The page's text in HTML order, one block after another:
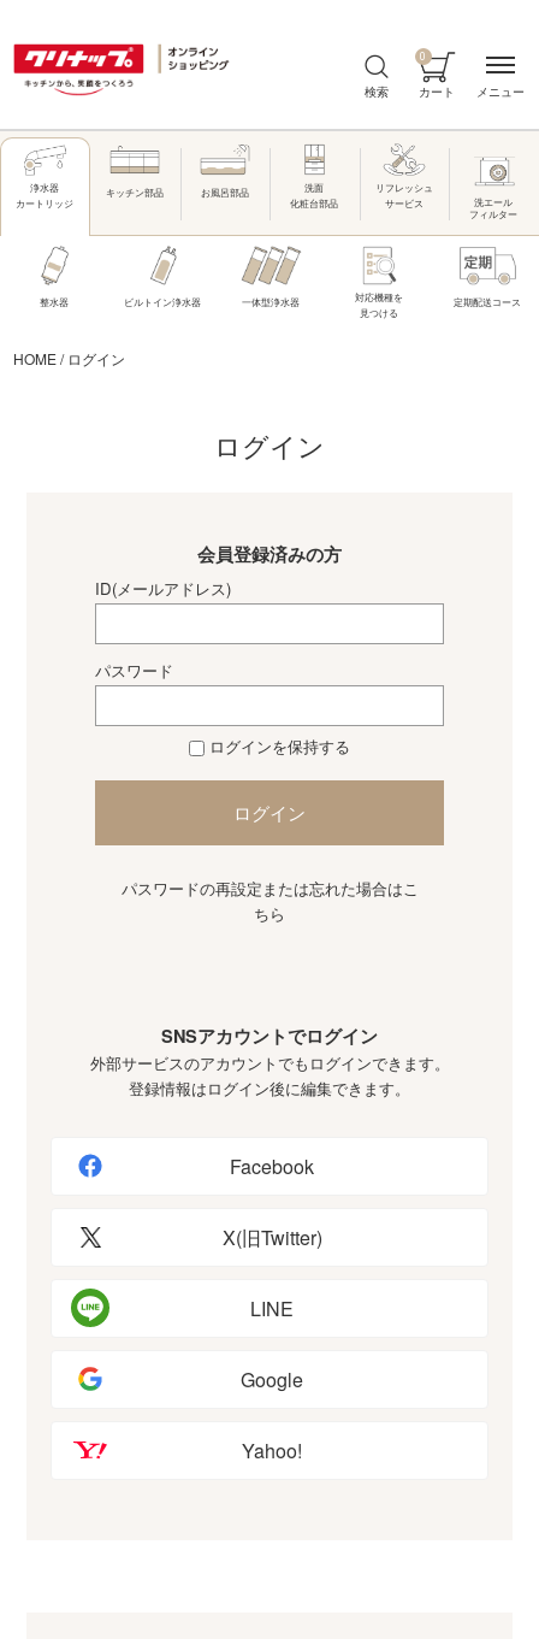
検索 カート
0
浄水器
カートリッジ
キッチン部品 お風呂部品
洗面
化粧台部品
リフレッシュ
サービス
洗エール
フィルター
整水器 ビルトイン浄水器 一体型浄水器
対応機種を
見つける
定期配送コース
HOME/ ログイン
ログイン
会員登録済みの方
ID(メールアドレス)
パスワード
ログインを保持する
ログイン
パスワードの再設定または忘れた場合はこ
ちら
SNSアカウントでログイン
外部サービスのアカウントでもログインできます。
登録情報はログイン後に編集できます。
Facebook
X(旧Twitter)
LINE
Google
Yahoo!
メニュー